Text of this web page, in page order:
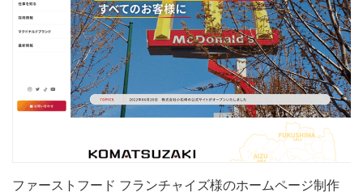
ファーストフード フランチャイズ様のホームページ制作